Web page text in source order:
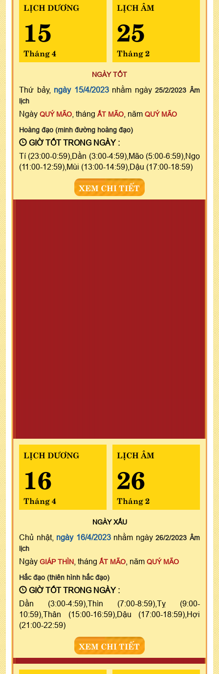
LỊCH DƯƠNG
15
Tháng 4
LỊCH ÂM
25
Tháng 2
NGÀY TỐT
Thứ bảy, ngày 15/4/2023nhằm ngày25/2/2023 Âm
lịch
Ngày QUÝ MÃO , tháng ẤT MÃO , năm QUÝ MÃO
Hoàng đạo (minh đường hoàng đạo)
GIỜ TỐT TRONG NGÀY :
Tí (23:00-0:59),Dần (3:00-4:59),Mão (5:00-6:59),Ngọ
(11:00-12:59),Mùi (13:00-14:59),Dậu (17:00-18:59)
XEM CHI TIẾT
LỊCH DƯƠNG
16
Tháng 4
LỊCH ÂM
26
Tháng 2
NGÀYXẤU
Chủ nhật, ngày 16/4/2023nhằm ngày26/2/2023 Âm
lịch
Ngày GIÁP THÌN , tháng ẤT MÃO , năm QUÝ MÃO
Hắc đạo (thiên hình hắc đạo)
GIỜ TỐT TRONG NGÀY :
Dần (3:00-4:59),Thìn (7:00-8:59),Tỵ (9:00-
10:59),Thân (15:00-16:59),Dậu (17:00-18:59),Hợi
(21:00-22:59)
XEM CHI TIẾT